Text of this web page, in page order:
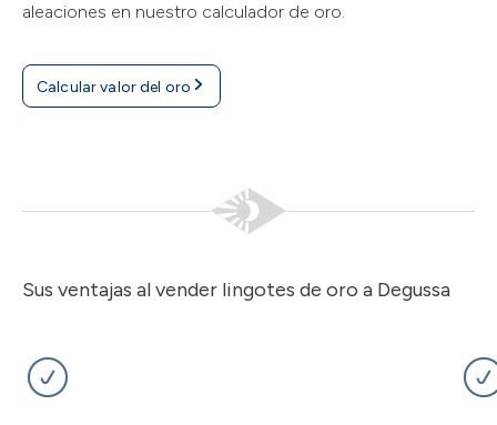
aleaciones en nuestro calculador de oro.
Calcular valor del oro
Sus ventajas al vender lingotes de oro a Degussa